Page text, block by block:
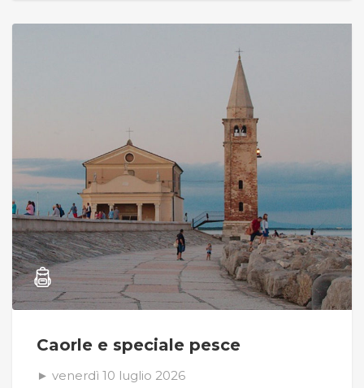
Caorle e speciale pesce
► venerdì 10 luglio 2026